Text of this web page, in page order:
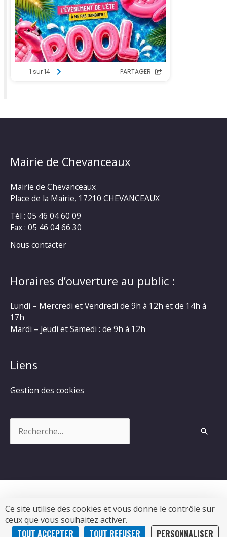
Ce site utilise des cookies et vous donne le contrôle sur
ceux que vous souhaitez activer.
TOUT ACCEPTER TOUT REFUSER PERSONNALISER
Mairie de Chevanceaux
Mairie de Chevanceaux
Place de la Mairie, 17210 CHEVANCEAUX
Tél : 05 46 04 60 09
Fax : 05 46 04 66 30
Nous contacter
Horaires d’ouverture au public :
Lundi – Mercredi et Vendredi de 9h à 12h et de 14h à
17h
Mardi – Jeudi et Samedi : de 9h à 12h
Liens
Gestion des cookies
Copyright © 2026Commune de Chevanceaux|
Propulsé par Soluris